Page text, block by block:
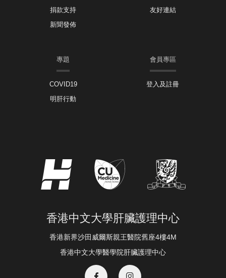
捐款支持
新聞發佈
友好連結
專題
COVID19
明肝行動
會員專區
登入及註冊
香港中文大學肝臟護理中心
香港新界沙田威爾斯親王醫院舊座4樓4M
香港中文大學醫學院肝臟護理中心